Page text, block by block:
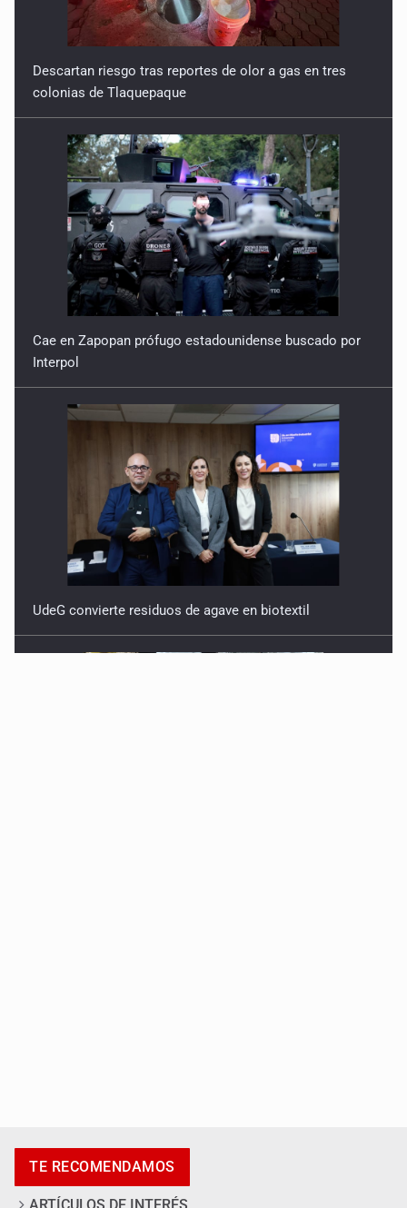
Descartan riesgo tras reportes de olor a gas en tres
colonias de Tlaquepaque
Cae en Zapopan prófugo estadounidense buscado por
Interpol
UdeG convierte residuos de agave en biotextil
TE RECOMENDAMOS
ARTÍCULOS DE INTERÉS